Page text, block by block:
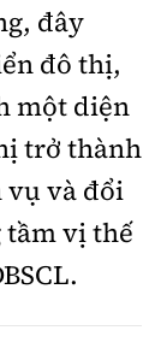
đây
đô thị,
một diện
trở thành
vụ và đổi
tầm vị thế